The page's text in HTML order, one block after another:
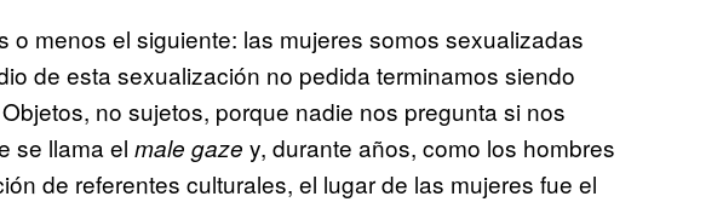
o menos el siguiente: las mujeres somos sexualizadas
de esta sexualización no pedida terminamos siendo
no sujetos, porque nadie nos pregunta si nos
se llama el male gaze y, durante años, como los hombres
de referentes culturales, el lugar de las mujeres fue el